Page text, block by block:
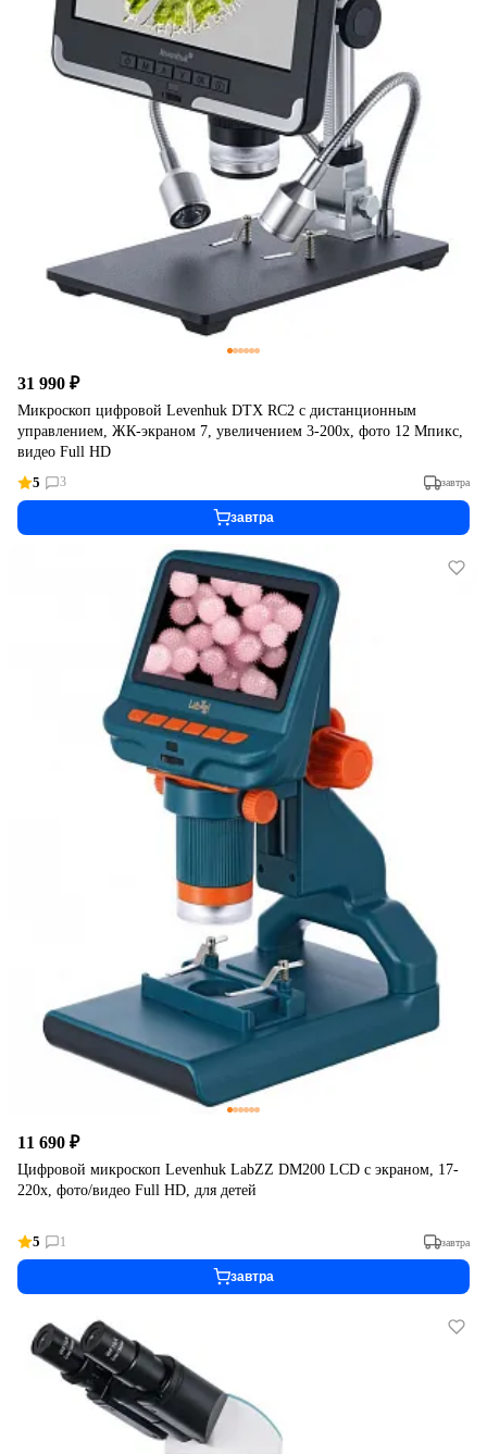
31 990 ₽
Микроскоп цифровой Levenhuk DTX RC2 с дистанционным
управлением, ЖК-экраном 7, увеличением 3-200х, фото 12 Мпикс,
видео Full HD
5
3 завтра
завтра
11 690 ₽
Цифровой микроскоп Levenhuk LabZZ DM200 LCD с экраном, 17-
220х, фото/видео Full HD, для детей
5 1 завтра
завтра